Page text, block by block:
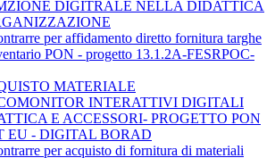
DIGITRALE NELLA DIDATTICA
per affidamento diretto fornitura targhe
PON - progetto 13.1.2A-FESRPOC-
MATERIALE
INTERATTIVI DIGITALI
E ACCESSORI- PROGETTO PON
EU - DIGITAL BORAD
per acquisto di fornitura di materiali